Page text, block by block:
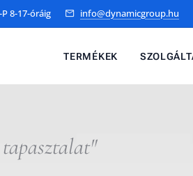
8-17-óráig info@dynamicgroup.hu
TERMÉKEK